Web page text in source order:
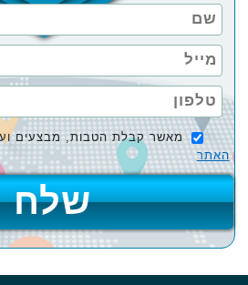
מאשר קבלת הטבות, מבצעים
האתר